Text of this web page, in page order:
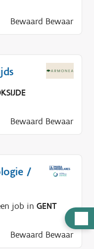
u
Bewaard Bewaar
Bewaard Bewaar
/
job in GENT
Bewaard Bewaar